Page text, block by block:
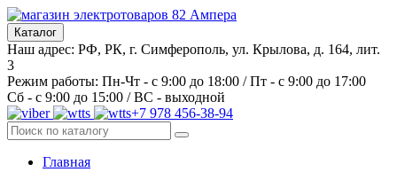
Каталог
Наш адрес: РФ, РК, г. Симферополь, ул. Крылова, д. 164, лит.
3
Режим работы: Пн-Чт - с 9:00 до 18:00 / Пт - с 9:00 до 17:00
Сб - с 9:00 до 15:00 / ВС - выходной
+7 978 456-38-94
Главная